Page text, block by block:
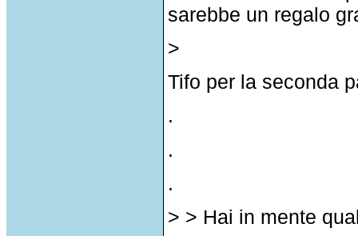
sarebbe un regalo
>
Tifo per la seconda
.
.
.
> > Hai in mente